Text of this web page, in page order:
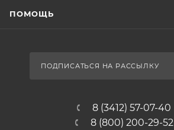
ПОМОЩЬ
ПОДПИСАТЬСЯ НА РАССЫЛКУ
8 (3412) 57-07-40
8 (800) 200-29-52